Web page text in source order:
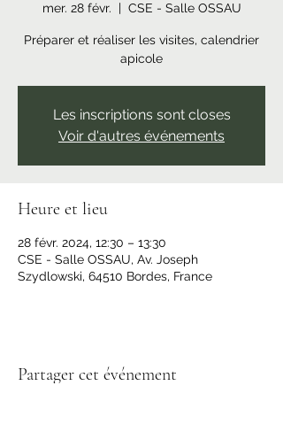
mer. 28 févr.
  |
CSE - Salle OSSAU
Préparer et réaliser les visites, calendrier
apicole
Les inscriptions sont closes
Voir d'autres événements
Heure et lieu
28 févr. 2024, 12:30 – 13:30
CSE - Salle OSSAU, Av. Joseph
Szydlowski, 64510 Bordes, France
Partager cet événement